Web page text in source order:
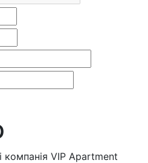
компанія VIP Apartment